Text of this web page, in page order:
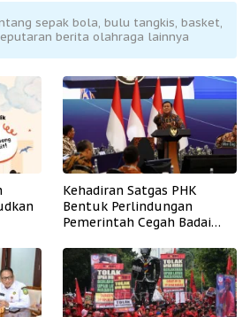
sepak bola, bulu tangkis, basket,
berita olahraga lainnya
Kehadiran Satgas PHK
Bentuk Perlindungan
Pemerintah Cegah Badai